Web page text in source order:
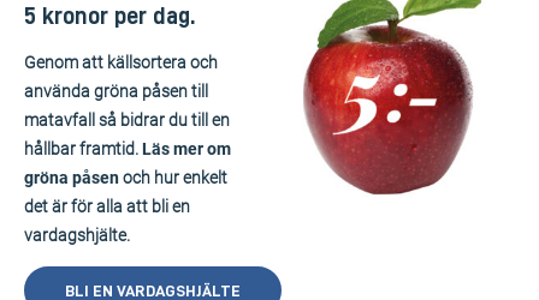
5 kronor per dag.
Genom att källsortera och
använda gröna påsen till
matavfall så bidrar du till en
hållbar framtid.Läs mer om
gröna påsenoch hur enkelt
det är för alla att bli en
vardagshjälte.
BLI EN VARDAGSHJÄLTE